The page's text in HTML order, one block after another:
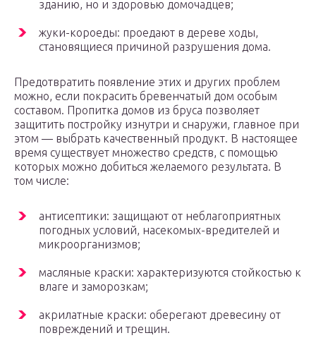
зданию, но и здоровью домочадцев;
жуки-короеды: проедают в дереве ходы,
становящиеся причиной разрушения дома.
Предотвратить появление этих и других проблем
можно, если покрасить бревенчатый дом особым
составом. Пропитка домов из бруса позволяет
защитить постройку изнутри и снаружи, главное при
этом — выбрать качественный продукт. В настоящее
время существует множество средств, с помощью
которых можно добиться желаемого результата. В
том числе:
антисептики: защищают от неблагоприятных
погодных условий, насекомых-вредителей и
микроорганизмов;
масляные краски: характеризуются стойкостью к
влаге и заморозкам;
акрилатные краски: оберегают древесину от
повреждений и трещин.